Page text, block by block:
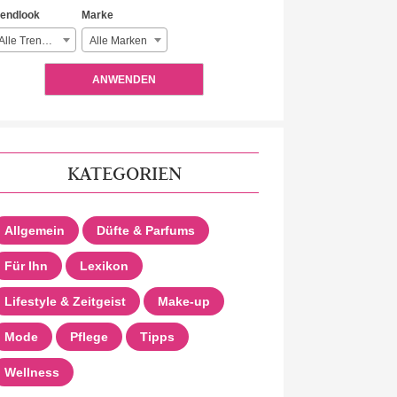
Alle Trendlooks
Marke
Alle Marken
ANWENDEN
KATEGORIEN
Allgemein Düfte & Parfums
Für Ihn Lexikon
Lifestyle & Zeitgeist Make-up
Mode Pflege Tipps
Wellness